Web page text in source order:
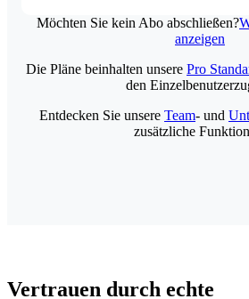
Möchten Sie kein Abo abschließen?
anzeigen
Die Pläne beinhalten unsere Pro
den
Entdecken Sie unsere Team- und
zusätzliche
Vertrauen durch echte